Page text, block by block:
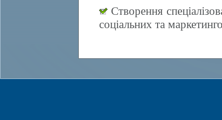
Створення
соціальних та